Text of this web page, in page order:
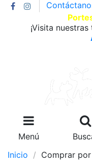
¡Visita
Menú
Inicio
Comprar